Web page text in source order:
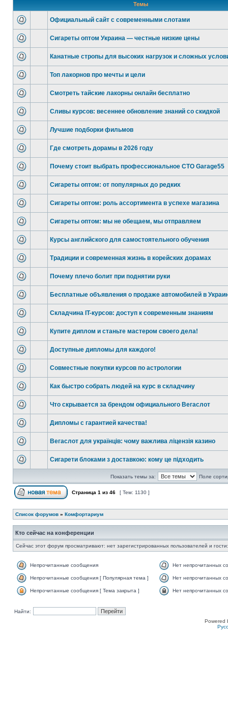
Темы
Официальный сайт с современными слотами
Сигареты оптом Украина — честные низкие цены
Канатные стропы для высоких нагрузок и сложных
Топ лакорнов про мечты и цели
Смотреть тайские лакорны онлайн бесплатно
Сливы курсов: весеннее обновление знаний со скидкой
Лучшие подборки фильмов
Где смотреть дорамы в 2026 году
Почему стоит выбрать профессиональное СТО Garage55
Сигареты оптом: от популярных до редких
Сигареты оптом: роль ассортимента в успехе магазина
Сигареты оптом: мы не обещаем, мы отправляем
Курсы английского для самостоятельного обучения
Традиции и современная жизнь в корейских дорамах
Почему плечо болит при поднятии руки
Бесплатные объявления о продаже автомобилей в
Складчина IT-курсов: доступ к современным знаниям
Купите диплом и станьте мастером своего дела!
Доступные дипломы для каждого!
Совместные покупки курсов по астрологии
Как быстро собрать людей на курс в складчину
Что скрывается за брендом официального Вегаслот
Дипломы с гарантией качества!
Вегаслот для українців: чому важлива ліцензія казино
Сигарети блоками з доставкою: кому це підходить
Показать темы за: Поле
Страница 1 из 46 [ Тем: 1130 ]
Список форумов » Комфортариум
Кто сейчас на конференции
Сейчас этот форум просматривают: нет зарегистрированных пользователей и
Непрочитанные сообщения Нет непрочитанных
Непрочитанные сообщения [ Популярная тема ] Нет непрочитанных
Непрочитанные сообщения [ Тема закрыта ] Нет непрочитанных
Найти:
Powered